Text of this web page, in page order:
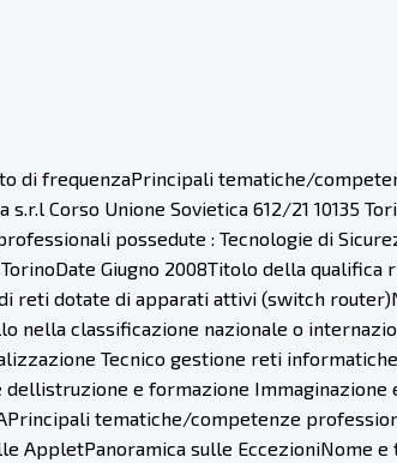
di frequenzaPrincipali tematiche/
Corso Unione Sovietica 612/21 10135
possedute : Tecnologie di
Giugno 2008Titolo della qualifica
reti dotate di apparati attivi (switch
nella classificazione nazionale o
Tecnico gestione reti
e formazione Immaginazione
tematiche/competenze
AppletPanoramica sulle EccezioniNome